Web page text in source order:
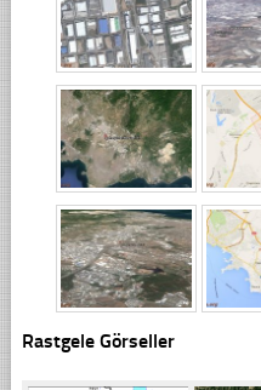
Rastgele Görseller